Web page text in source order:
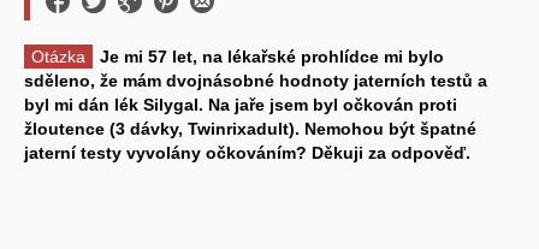
Otázka
Je mi 57 let, na lékařské prohlídce mi bylo
sděleno, že mám dvojnásobné hodnoty jaterních testů a
byl mi dán lék Silygal. Na jaře jsem byl očkován proti
žloutence (3 dávky, Twinrixadult). Nemohou být špatné
jaterní testy vyvolány očkováním? Děkuji za odpověď.